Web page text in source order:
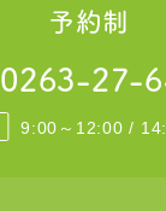
予約制
0263-27-
9:00～12:00 /